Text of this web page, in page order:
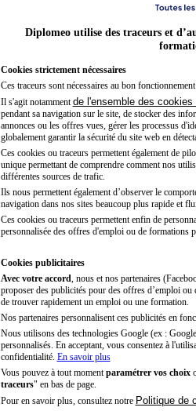
Diplomeo utilise des traceurs et
Cookies strictement nécessaires
Ces traceurs sont nécessaires au bon
Il s'agit notamment de l'ensemble des cookies
pendant sa navigation sur le site, de stocker des
annonces ou les offres vues, gérer les processus
globalement garantir la sécurité du site web en
Ces cookies ou traceurs permettent également de
unique permettant de comprendre comment nos
différentes sources de trafic.
Ils nous permettent également d’observer le
navigation dans nos sites beaucoup plus rapide et
Ces cookies ou traceurs permettent enfin de
personnalisée des offres d'emploi ou de formations
Cookies publicitaires
Avec votre accord , nous et nos partenaires
proposer des publicités pour des offres d’emploi
de trouver rapidement un emploi ou une formation.
Nos partenaires personnalisent ces publicités en
Nous utilisons des technologies Google (ex :
personnalisés. En acceptant, vous consentez à
confidentialité. En savoir plus
Vous pouvez à tout moment paramétrer vos choix
traceurs" en bas de page.
Pour en savoir plus, consultez notre Politique de